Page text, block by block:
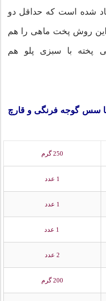
شده است كه حداقل دو
اين روش پخت ماهی را هم
پخته با سبزی پلو هم
سس گوجه فرنگی و قارچ
250 گرم
1 عدد
1 عدد
2 عدد
200 گرم